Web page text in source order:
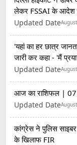
लेकर FSSAI के आदेश
Updated Date
'यहां का हर छात्र
जारी कर कहा - 'मैं
Updated Date
आज का राशिफल |
Updated Date
कांग्रेस ने पुलिस
के खिलाफ FIR